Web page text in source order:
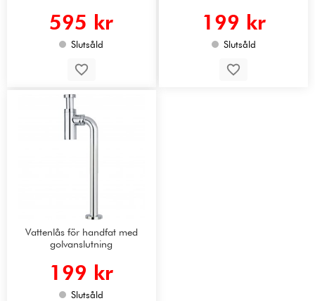
595 kr
Slutsåld
199 kr
Slutsåld
Vattenlås för handfat med
golvanslutning
199 kr
Slutsåld